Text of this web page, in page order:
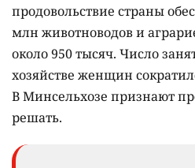
продовольствие страны
млн животноводов и
около 950 тысяч. Число
хозяйстве женщин
В Минсельхозе признают
решать.